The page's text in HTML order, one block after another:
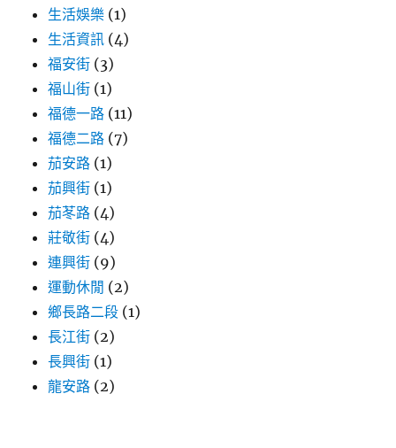
生活娛樂 (1)
生活資訊 (4)
福安街 (3)
福山街 (1)
福德一路 (11)
福德二路 (7)
茄安路 (1)
茄興街 (1)
茄苳路 (4)
莊敬街 (4)
連興街 (9)
運動休閒 (2)
鄉長路二段 (1)
長江街 (2)
長興街 (1)
龍安路 (2)